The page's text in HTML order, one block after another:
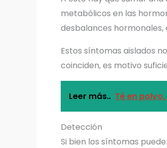
metabólicos en las
desbalances
Estos síntomas aislados
coinciden, es motivo
Leer más.. Té en
Detección
Si bien los síntomas